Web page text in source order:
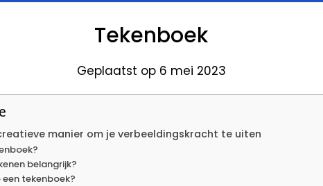
Tekenboek
Geplaatst op 6 mei 2023
manier om je verbeeldingskracht te uiten
belangrijk?
een tekenboek?